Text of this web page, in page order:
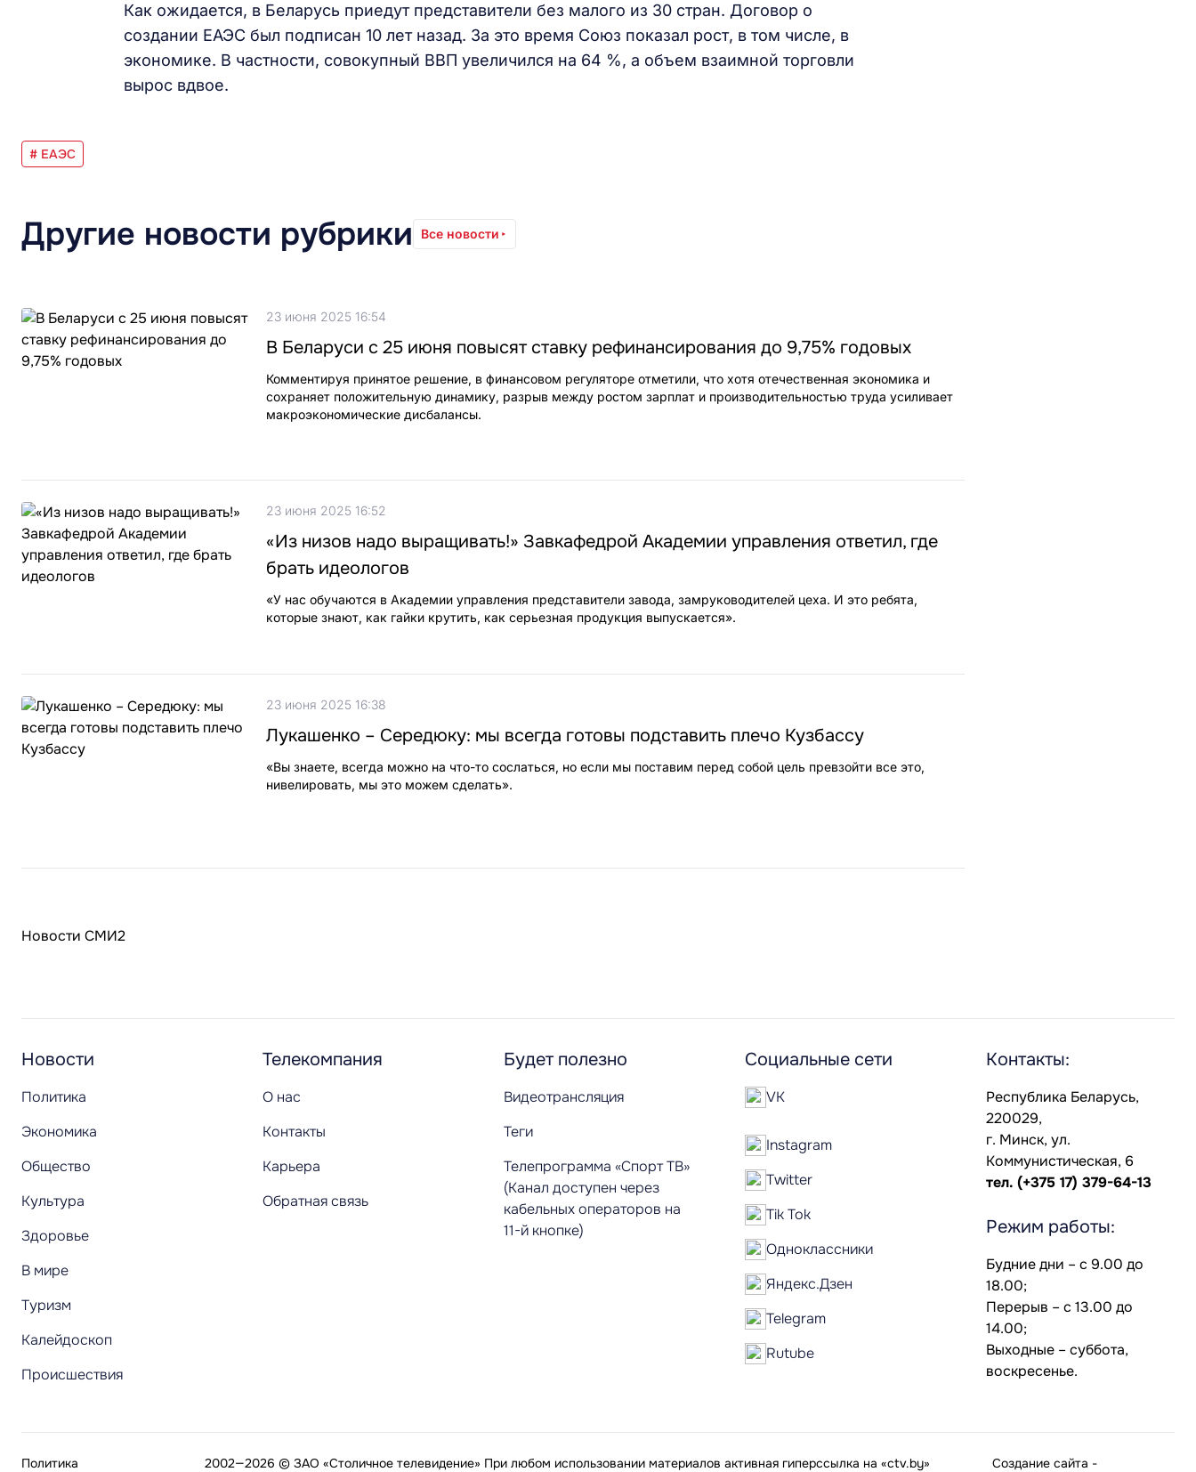
Как ожидается, в Беларусь приедут представители без малого из 30 стран. Договор о
создании ЕАЭС был подписан 10 лет назад. За это время Союз показал рост, в том числе, в
экономике. В частности, совокупный ВВП увеличился на 64 %, а объем взаимной торговли
вырос вдвое.
# ЕАЭС
Другие новости рубрики Все новости
23 июня 2025 16:54
В Беларуси с 25 июня повысят ставку рефинансирования до 9,75% годовых
Комментируя принятое решение, в финансовом регуляторе отметили, что хотя отечественная экономика и
сохраняет положительную динамику, разрыв между ростом зарплат и производительностью труда усиливает
макроэкономические дисбалансы.
23 июня 2025 16:52
«Из низов надо выращивать!» Завкафедрой Академии управления ответил, где
брать идеологов
«У нас обучаются в Академии управления представители завода, замруководителей цеха. И это ребята,
которые знают, как гайки крутить, как серьезная продукция выпускается».
23 июня 2025 16:38
Лукашенко – Середюку: мы всегда готовы подставить плечо Кузбассу
«Вы знаете, всегда можно на что-то сослаться, но если мы поставим перед собой цель превзойти все это,
нивелировать, мы это можем сделать».
Новости СМИ2
Новости
Политика
Экономика
Общество
Культура
Здоровье
В мире
Туризм
Калейдоскоп
Происшествия
Телекомпания
О нас
Контакты
Карьера
Обратная связь
Будет полезно
Видеотрансляция
Теги
Телепрограмма «Спорт ТВ»
(Канал доступен через
кабельных операторов на
11-й кнопке)
Социальные сети
VK
Instagram
Twitter
Tik Tok
Одноклассники
Яндекс.Дзен
Telegram
Rutube
Контакты:
Республика Беларусь,
220029,
г. Минск, ул.
Коммунистическая, 6
тел. (+375 17) 379-64-13
Режим работы:
Будние дни – с 9.00 до
18.00;
Перерыв – с 13.00 до
14.00;
Выходные – суббота,
воскресенье.
2002—2026 © ЗАО «Столичное телевидение» При любом использовании материалов активная гиперссылка на «ctv.by»
Политика Создание сайта -